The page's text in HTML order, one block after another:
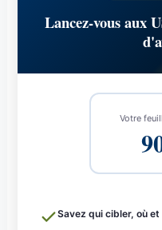
Lancez-vous aux
Votre
Savez qui cibler, où